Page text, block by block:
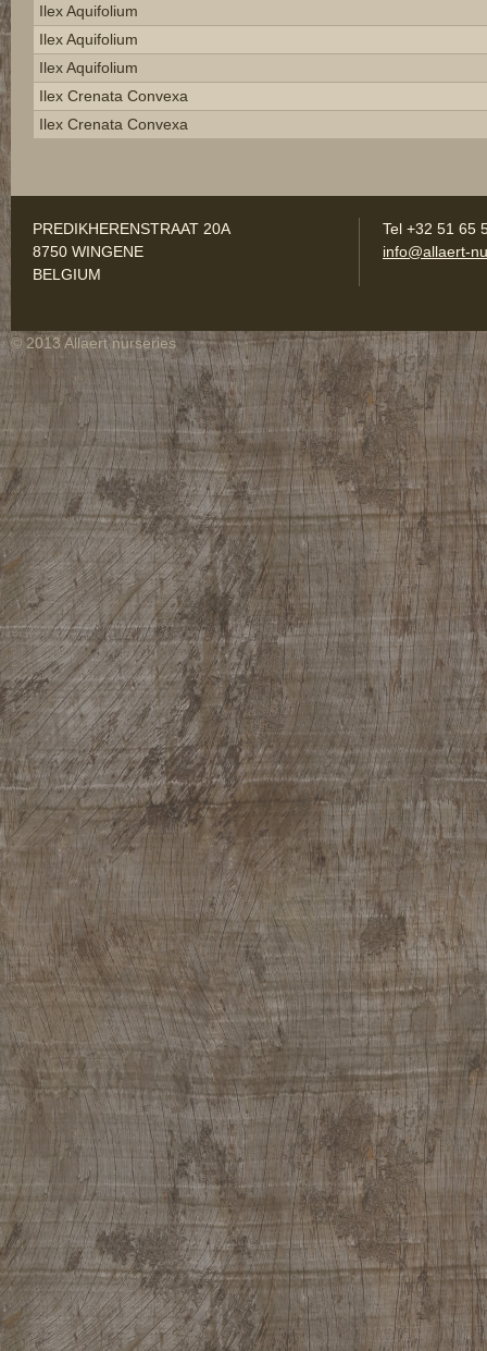
Ilex Aquifolium
Ilex Aquifolium
Ilex Aquifolium
Ilex Crenata Convexa
Ilex Crenata Convexa
PREDIKHERENSTRAAT 20A
8750 WINGENE
BELGIUM
Tel +32 51 65
info@allaert-
© 2013 Allaert nurseries